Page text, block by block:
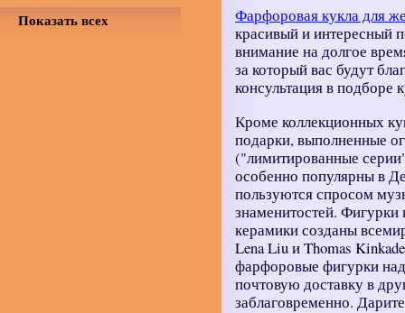
Фарфоровая кукла для
красивый и интересный
внимание на долгое
за который вас будут
консультация в подборе
Кроме коллекционных
подарки, выполненные
("лимитированные
особенно популярны в
пользуются спросом
знаменитостей. Фигурки
керамики созданы
Lena Liu и Thomas
фарфоровые фигурки
почтовую доставку в
заблаговременно.
Показать всех